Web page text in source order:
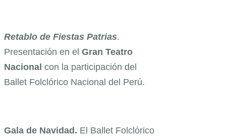
Retablo de Fiestas Patrias.
Presentación en el Gran Teatro
Nacional con la participación del
Ballet Folclórico Nacional del Perú.
Gala de Navidad. El Ballet Folclórico